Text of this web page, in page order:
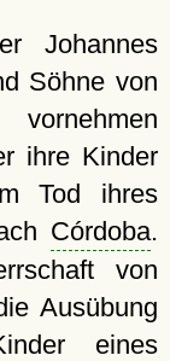
Johannes
Söhne von
ihre Kinder
Tod ihres
Córdoba.
von
Ausübung
eines